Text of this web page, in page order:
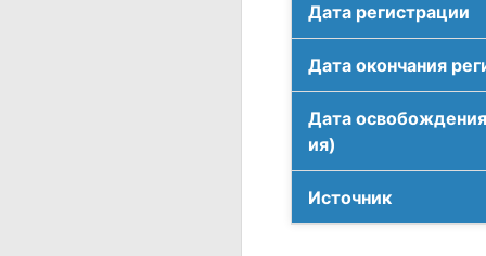
Дата регистрации
Дата окончания
Дата
ия)
Источник